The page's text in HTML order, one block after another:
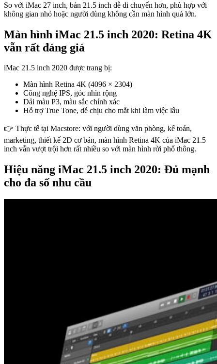
So với iMac 27 inch, bản 21.5 inch dễ di chuyển hơn, phù hợp với
không gian nhỏ hoặc người dùng không cần màn hình quá lớn.
Màn hình iMac 21.5 inch 2020: Retina 4K
vẫn rất đáng giá
iMac 21.5 inch 2020 được trang bị:
Màn hình Retina 4K (4096 × 2304)
Công nghệ IPS, góc nhìn rộng
Dải màu P3, màu sắc chính xác
Hỗ trợ True Tone, dễ chịu cho mắt khi làm việc lâu
👉 Thực tế tại Macstore: với người dùng văn phòng, kế toán,
marketing, thiết kế 2D cơ bản, màn hình Retina 4K của iMac 21.5
inch vẫn vượt trội hơn rất nhiều so với màn hình rời phổ thông.
Hiệu năng iMac 21.5 inch 2020: Đủ mạnh
cho đa số nhu cầu